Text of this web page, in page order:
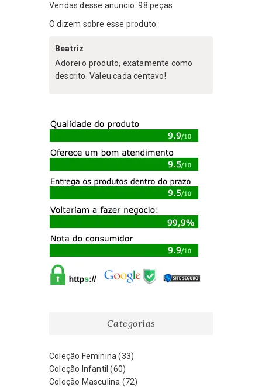
produto
Vendas desse anuncio: 98 peças
O dizem sobre esse produto:
Beatriz
Adorei o produto, exatamente como
descrito. Valeu cada centavo!
Categorias
Coleção Feminina (33)
Coleção Infantil (60)
Coleção Masculina (72)